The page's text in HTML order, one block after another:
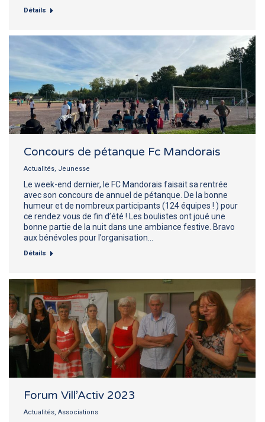
Détails
Concours de pétanque Fc Mandorais
Actualités, Jeunesse
Le week-end dernier, le FC Mandorais faisait sa rentrée
avec son concours de annuel de pétanque. De la bonne
humeur et de nombreux participants (124 équipes ! ) pour
ce rendez vous de fin d’été ! Les boulistes ont joué une
bonne partie de la nuit dans une ambiance festive. Bravo
aux bénévoles pour l’organisation…
Détails
Forum Vill’Activ 2023
Actualités, Associations